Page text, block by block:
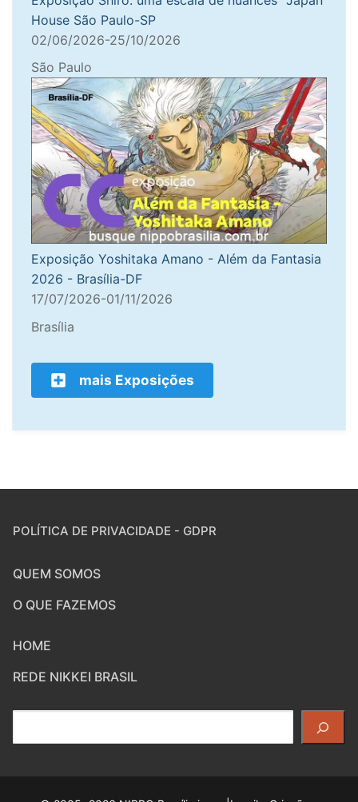
House São Paulo-SP
02/06/2026-25/10/2026
São Paulo
Exposição Yoshitaka Amano - Além da Fantasia
2026 - Brasília-DF
17/07/2026-01/11/2026
Brasília
mais Exposições
POLÍTICA DE PRIVACIDADE - GDPR
QUEM SOMOS
O QUE FAZEMOS
HOME
REDE NIKKEI BRASIL